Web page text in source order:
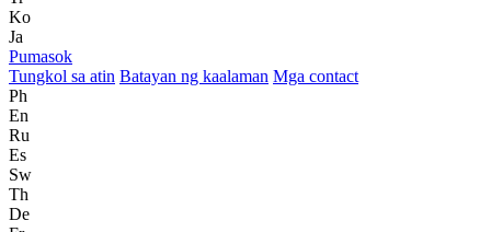
Ko
Ja
Pumasok
Tungkol sa atin Batayan ng kaalaman Mga contact
Ph
En
Ru
Es
Sw
Th
De